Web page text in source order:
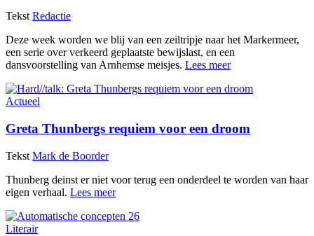
Tekst Redactie
Deze week worden we blij van een zeiltripje naar het Markermeer,
een serie over verkeerd geplaatste bewijslast, en een
dansvoorstelling van Arnhemse meisjes. Lees meer
Actueel
Greta Thunbergs requiem voor een droom
Tekst Mark de Boorder
Thunberg deinst er niet voor terug een onderdeel te worden van haar
eigen verhaal. Lees meer
Literair